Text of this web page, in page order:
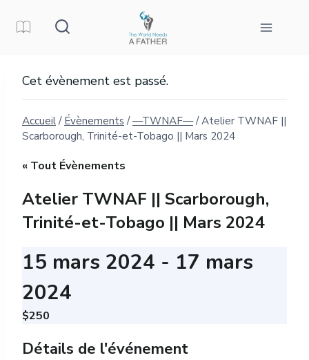
Cet évènement est passé.
Accueil / Évènements / —TWNAF— / Atelier TWNAF ||
Scarborough, Trinité-et-Tobago || Mars 2024
« Tout Évènements
Atelier TWNAF || Scarborough,
Trinité-et-Tobago || Mars 2024
15 mars 2024 - 17 mars
2024
$250
Détails de l'événement